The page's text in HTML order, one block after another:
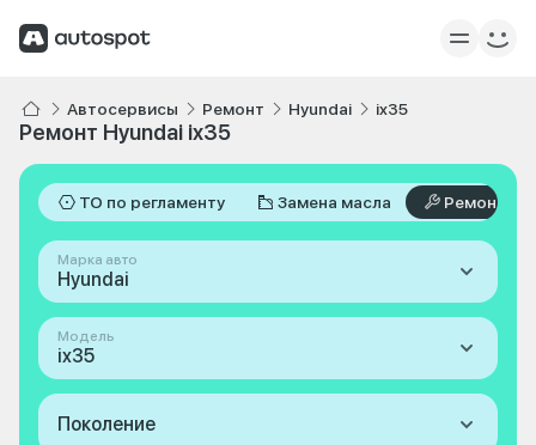
Автосервисы Ремонт Hyundai ix35
Ремонт Hyundai ix35
ТО по регламенту Замена масла Ремонт
Марка авто
Hyundai
Модель
ix35
Поколение